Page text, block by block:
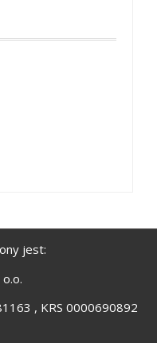
jest:
o.o.
, KRS 0000690892